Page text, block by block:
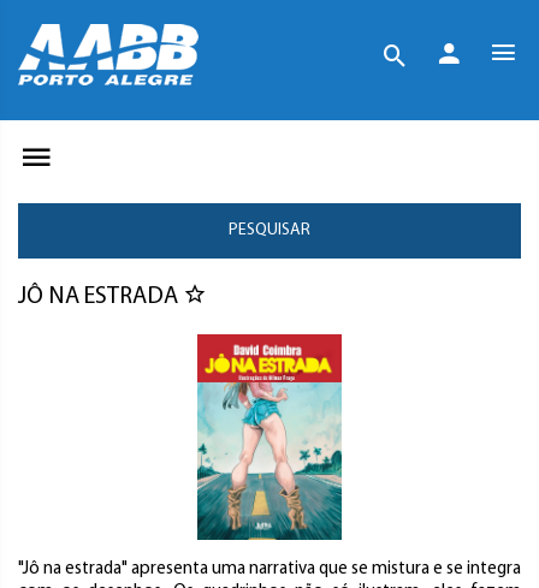
PESQUISAR
JÔ NA ESTRADA
"Jô na estrada" apresenta uma narrativa que se mistura e se integra